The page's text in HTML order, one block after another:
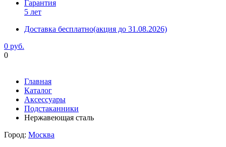
Гарантия
5 лет
Доставка бесплатно(акция до 31.08.2026)
0 руб.
0
Главная
Каталог
Аксессуары
Подстаканники
Нержавеющая сталь
Город: Москва